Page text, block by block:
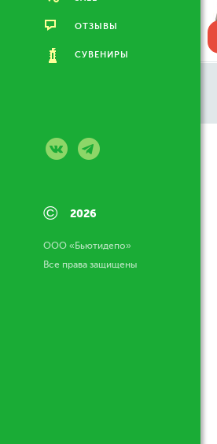
ОТЗЫВЫ
СУВЕНИРЫ
© 2026
ООО «Бьютидепо»
Все права защищены